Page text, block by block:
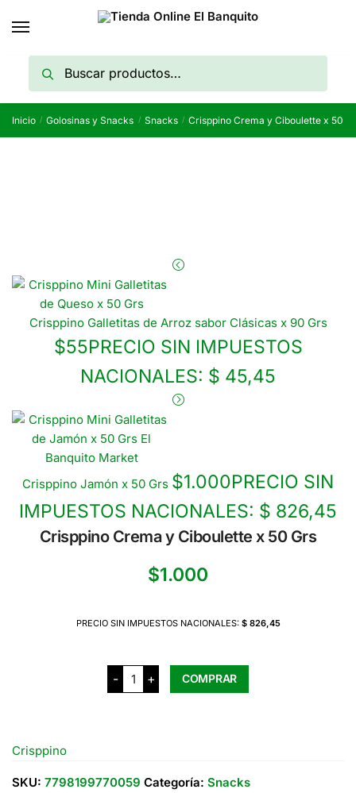
por:
Buscar
Inicio / Golosinas y Snacks / Snacks / Crisppino Crema y Ciboulette x 50
Crisppino Galletitas de Arroz sabor Clásicas x 90 Grs
$55PRECIO SIN IMPUESTOS
NACIONALES: $ 45,45
Crisppino Jamón x 50 Grs $1.000PRECIO SIN
IMPUESTOS NACIONALES: $ 826,45
Crisppino Crema y Ciboulette x 50 Grs
$1.000
PRECIO SIN IMPUESTOS NACIONALES: $ 826,45
-
Crisppino
Crema
y
+ COMPRAR
Crisppino
SKU: 7798199770059 Categoría: Snacks